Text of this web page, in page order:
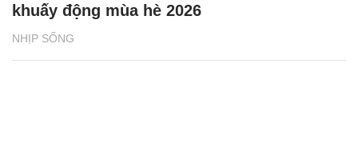
NHỊP SỐNG
khuấy động mùa hè 2026